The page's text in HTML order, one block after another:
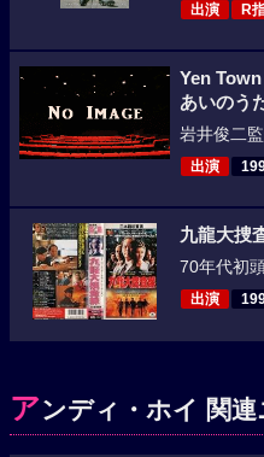
出演 R
Yen
あいのう
岩井俊二
出演
九龍大捜
70年代初
出演
アンディ・ホイ 関